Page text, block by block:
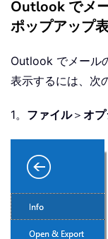
Outlook でメ
ポップアップ
Outlook でメール
表示するには、次
1。 ファイル＞ オ